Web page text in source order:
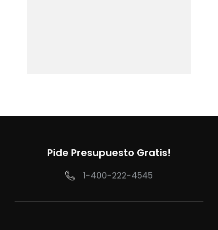
Pide Presupuesto Gratis!
1-400-222-4545